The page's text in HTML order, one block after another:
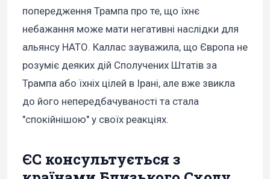
попередження Трампа про те, що їхнє
небажання може мати негативні наслідки для
альянсу НАТО. Каллас зауважила, що Європа не
розуміє деяких дій Сполучених Штатів за
Трампа або їхніх цілей в Ірані, але вже звикла
до його непередбачуваності та стала
"спокійнішою" у своїх реакціях.
ЄС консультується з